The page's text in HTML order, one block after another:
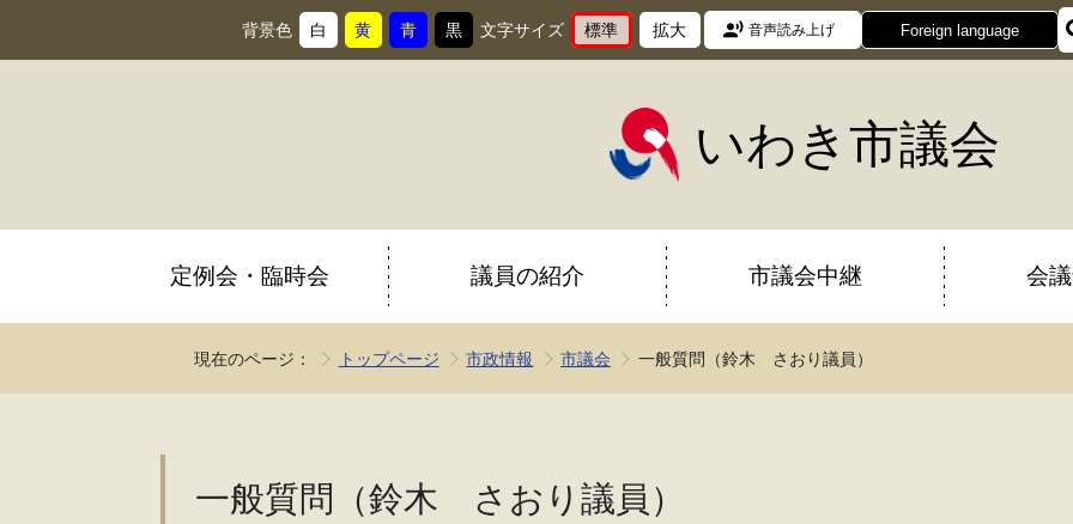
背景色
背
白
に
背
黄
に
背
青
に
背
黒
に
文字サイズ
文
標準
に
文
イ
ズ
を
拡大
に
音声読み上げ Foreign language
いわき市議会
定例会・臨時会 議員の紹介 市議会中継 会
現在のページ： トップページ 市政情報 市議会 一般質問（鈴木 さおり議員）
一般質問（鈴木 さおり議員）